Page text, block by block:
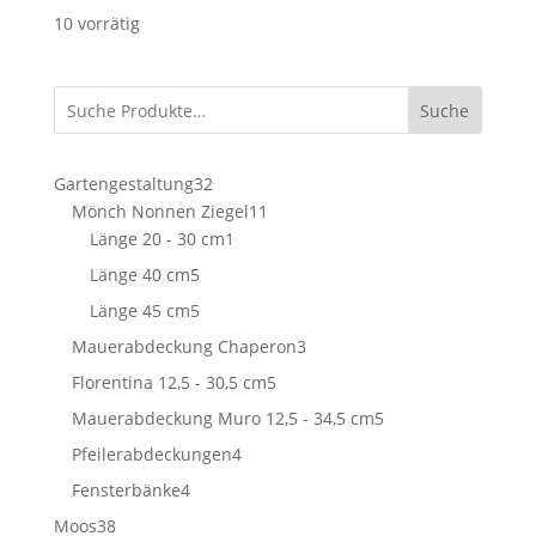
10 vorrätig
Suche
Gartengestaltung3232
Produkte
Mönch Nonnen Ziegel11
Länge 20 - 30 cm1
Länge 40 cm55
Produkte
Länge 45 cm55
Produkte
Mauerabdeckung Chaperon33
Florentina 12,5 - 30,5 cm55
Produkte
Mauerabdeckung Muro 12,5 - 34,5 cm55
Pfeilerabdeckungen44
Fensterbänke44
Moos3838